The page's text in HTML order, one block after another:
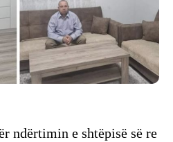
ndërtimin e shtëpisë së re